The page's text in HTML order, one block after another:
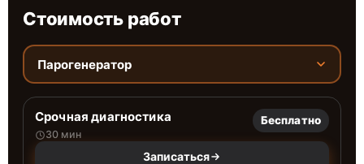
Стоимость работ
Парогенератор
Срочная диагностика
30 мин
Бесплатно
Записаться